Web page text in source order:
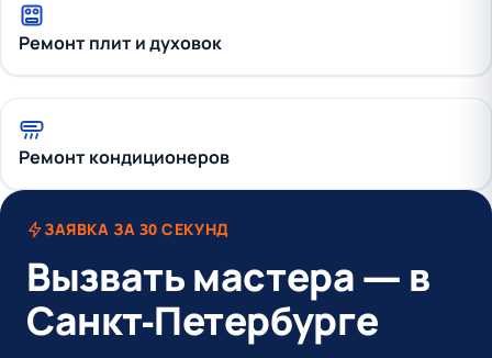
Ремонт плит и духовок
Ремонт кондиционеров
ЗАЯВКА ЗА 30 СЕКУНД
Вызвать мастера — в
Санкт-Петербурге